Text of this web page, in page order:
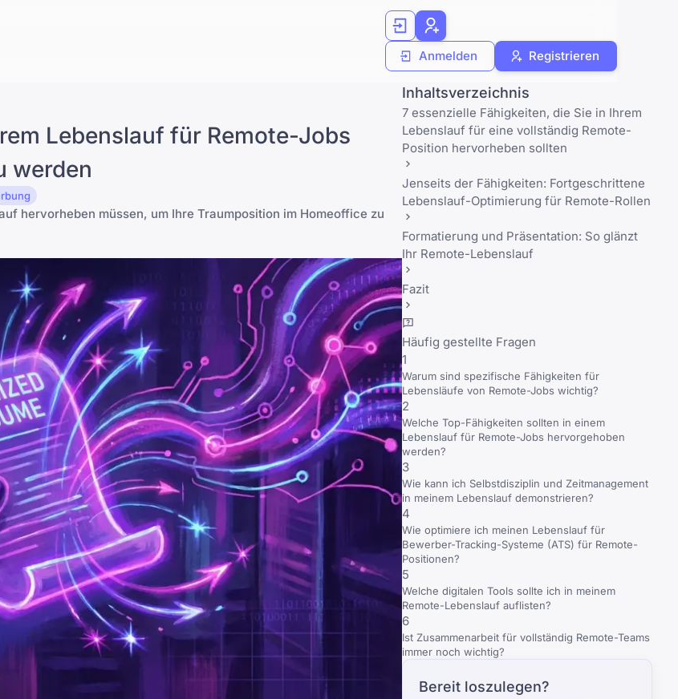
Anmelden Registrieren
Lebenslauf für Remote-Jobs
werden
hervorheben müssen, um Ihre Traumposition im Homeoffice zu
Inhaltsverzeichnis
7 essenzielle Fähigkeiten, die Sie in Ihrem
Lebenslauf für eine vollständig Remote-
Position hervorheben sollten
Jenseits der Fähigkeiten: Fortgeschrittene
Lebenslauf-Optimierung für Remote-Rollen
Formatierung und Präsentation: So glänzt
Ihr Remote-Lebenslauf
Fazit
Häufig gestellte Fragen
1
Warum sind spezifische Fähigkeiten für
Lebensläufe von Remote-Jobs wichtig?
2
Welche Top-Fähigkeiten sollten in einem
Lebenslauf für Remote-Jobs hervorgehoben
werden?
3
Wie kann ich Selbstdisziplin und Zeitmanagement
in meinem Lebenslauf demonstrieren?
4
Wie optimiere ich meinen Lebenslauf für
Bewerber-Tracking-Systeme (ATS) für Remote-
Positionen?
5
Welche digitalen Tools sollte ich in meinem
Remote-Lebenslauf auflisten?
6
Ist Zusammenarbeit für vollständig Remote-Teams
immer noch wichtig?
Bereit loszulegen?